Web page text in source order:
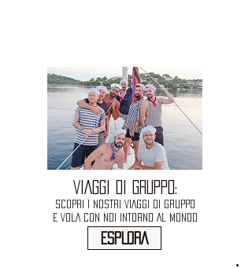
VIAGGI DI GRUPPO:
SCOPRI I NOSTRI VIAGGI DI GRUPPO
E VOLA CON NOI INTORNO AL MONDO
ESPLORA